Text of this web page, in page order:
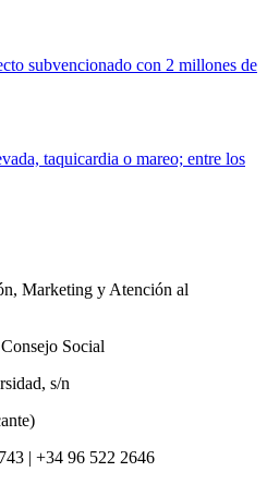
subvencionado con 2 millones de
taquicardia o mareo; entre los
Marketing y Atención al
Social
s/n
| +34 96 522 2646